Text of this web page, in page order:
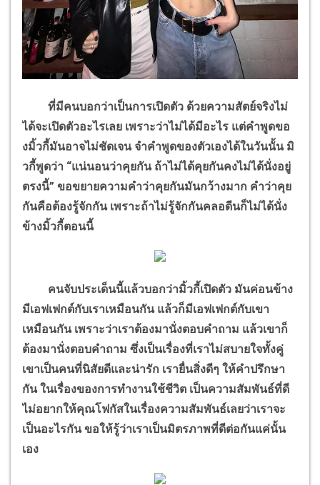
ที่มีคนบอกว่าเป็นการเปิดตัว ด้วยความสัตย์จริงไม่
ได้จะเปิดตัวอะไรเลย เพราะว่าไม่ได้มีอะไร แต่คำพูดขอ
งมิ้วกี้มันอาจไม่ชัดเจน จำคำพูดของตัวเองได้ในวันนั้น มิ
วกี้พูดว่า “แน่นอนว่าคุยกัน ถ้าไม่ได้คุยกันคงไม่ได้นั่งอยู่
ตรงนี้” ขอขยายความคำว่าคุยกันมันกว้างมาก คำว่าคุย
กันคือต้องรู้จักกัน เพราะถ้าไม่รู้จักกันคลอดีนก็ไม่ได้นั่ง
ข้างมิ้วกี้ตอนนี้
คนจับประเด็นนี้แล้วบอกว่ามิ้วกี้เปิดตัว มันค่อนข้าง
มีเอฟเฟกต์กับเราเหมือนกัน แล้วก็มีเอฟเฟกต์กับเขา
เหมือนกัน เพราะว่าเราต้องมานั่งตอบคำถาม แล้วเขาก็
ต้องมานั่งตอบคำถาม ซึ่งเป็นเรื่องที่เราไม่สบายใจทั้งคู่
เขาเป็นคนที่นิสัยดีและน่ารัก เรายื่นสิ่งดีๆ ให้คำปรึกษา
กัน ในเรื่องของการทำงานใช้ชีวิต เป็นความสัมพันธ์ที่ดี
ไม่อยากให้คุณโฟกัสในเรื่องความสัมพันธ์เลยว่าเราจะ
เป็นอะไรกัน ขอให้รู้ว่าเราเป็นมิตรภาพที่ดีต่อกันแค่นั้น
เอง